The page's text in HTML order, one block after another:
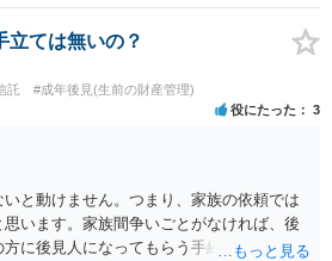
立ては無いの？
託 #成年後見(生前の財産管理)
役にたった 3
と動けません。つまり、家族の依頼では
います。家族間争いごとがなければ、後
に後見人になってもらう手続をすすめた